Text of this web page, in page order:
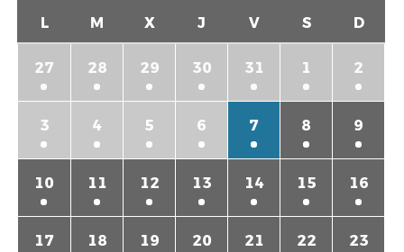
L M X J V S D
27 28 29 30 31 1 2
3 4 5 6 7 8 9
10 11 12 13 14 15 16
17 18 19 20 21 22 23